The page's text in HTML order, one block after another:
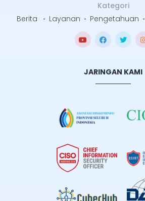
Kategori
Berita
• Layanan • Pengetahuan •
JARINGAN KAMI